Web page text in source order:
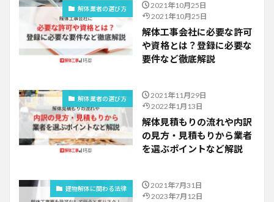
解体業者の選び方
2021年10月25日
2021年10月25日
解体工事会社に必要な許可
や資格とは？登録に必要な
要件など徹底解説
解体業者の選び方
2021年11月29日
2022年1月13日
解体見積もりの流れや内訳
の見方・見積もりから業者
を選ぶポイントなど解説
建物解体に関わる法律
2021年7月31日
2023年7月12日